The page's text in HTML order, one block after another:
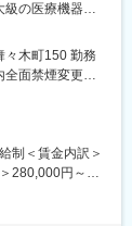
れのポジション
実現のための技
行い、量産化
級の医療機器メ
認証機関によ
人員補強のた
々木町150 勤務
全面禁煙変更の
制＜賃金内訳＞
280,000円～